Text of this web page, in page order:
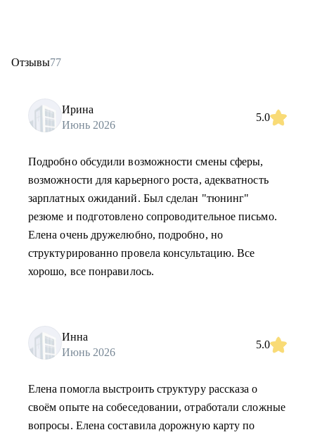
Отзывы77
Ирина
Июнь 2026
5.0
Подробно обсудили возможности смены сферы,
возможности для карьерного роста, адекватность
зарплатных ожиданий. Был сделан "тюнинг"
резюме и подготовлено сопроводительное письмо.
Елена очень дружелюбно, подробно, но
структурированно провела консультацию. Все
хорошо, все понравилось.
Инна
Июнь 2026
5.0
Елена помогла выстроить структуру рассказа о
своём опыте на собеседовании, отработали сложные
вопросы. Елена составила дорожную карту по